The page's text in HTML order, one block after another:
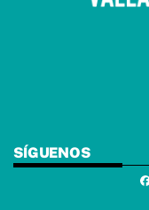
SÍGUENOS